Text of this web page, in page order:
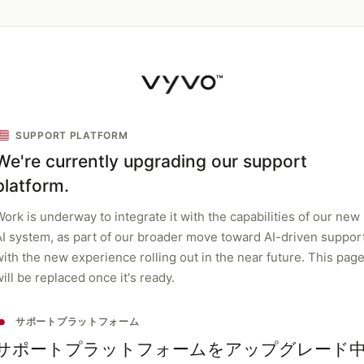
SUPPORT PLATFORM
currently upgrading our support
is underway to integrate it with the capabilities of our new
system, as part of our broader move toward AI-driven
the new experience rolling out in the near future. This page
be replaced once it's ready.
サポートプラットフォーム
ポートプラットフォームをアップグレード中